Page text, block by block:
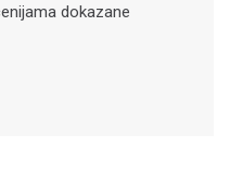
dokazane